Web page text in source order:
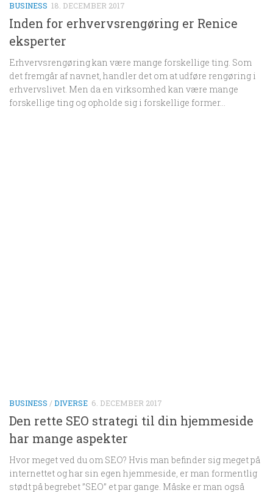
BUSINESS 18. DECEMBER 2017
Inden for erhvervsrengøring er Renice
eksperter
Erhvervsrengøring kan være mange forskellige ting. Som
det fremgår af navnet, handler det om at udføre rengøring i
erhvervslivet. Men da en virksomhed kan være mange
forskellige ting og opholde sig i forskellige former...
BUSINESS /DIVERSE 6. DECEMBER 2017
Den rette SEO strategi til din hjemmeside
har mange aspekter
Hvor meget ved du om SEO? Hvis man befinder sig meget på
internettet og har sin egen hjemmeside, er man formentlig
stødt på begrebet ”SEO” et par gange. Måske er man også